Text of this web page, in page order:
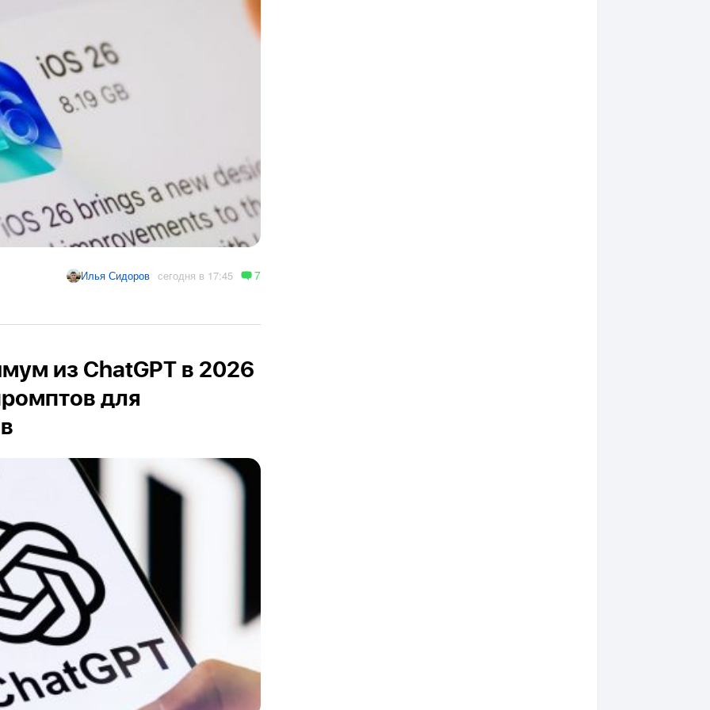
Илья Сидоров сегодня в 17:45 7
из ChatGPT в 2026
для